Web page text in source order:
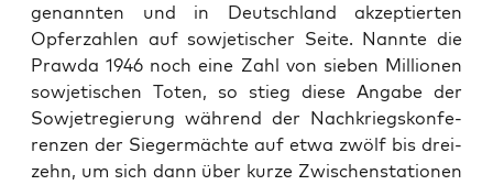
genann­ten und in Deutsch­land akzep­tier­ten
Opfer­zah­len auf sowje­ti­scher Sei­te. Nann­te die
Praw­da 1946 noch eine Zahl von sie­ben Mil­lio­nen
sowje­ti­schen Toten, so stieg die­se Anga­be der
Sowjet­re­gie­rung wäh­rend der Nach­kriegs­kon­fe­
ren­zen der Sie­ger­mäch­te auf etwa zwölf bis drei­
zehn, um sich dann über kur­ze Zwi­schen­sta­tio­nen